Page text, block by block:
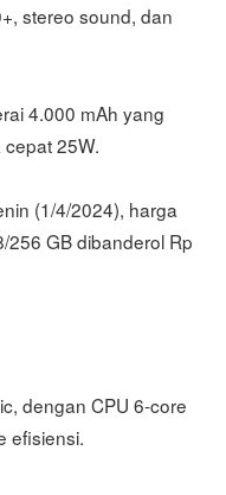
stereo sound, dan
4.000 mAh yang
25W.
(1/4/2024), harga
256 GB dibanderol Rp
dengan CPU 6-core
efisiensi.